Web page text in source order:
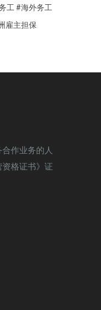
工 #海外务工
雇主担保
作业务的人
格证书》证